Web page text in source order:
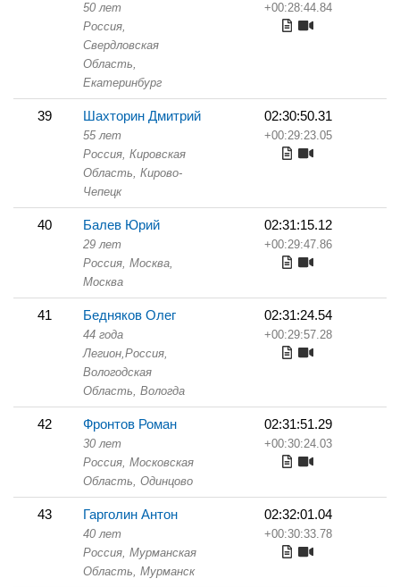
50 лет
Россия,
Свердловская
Область,
Екатеринбург
+00:28:44.84
39 Шахторин Дмитрий
55 лет
Россия, Кировская
Область, Кирово-
Чепецк
02:30:50.31
+00:29:23.05
40 Балев Юрий
29 лет
Россия, Москва,
Москва
02:31:15.12
+00:29:47.86
41 Бедняков Олег
44 года
Легион,Россия,
Вологодская
Область, Вологда
02:31:24.54
+00:29:57.28
42 Фронтов Роман
30 лет
Россия, Московская
Область, Одинцово
02:31:51.29
+00:30:24.03
43 Гарголин Антон
40 лет
Россия, Мурманская
Область, Мурманск
02:32:01.04
+00:30:33.78